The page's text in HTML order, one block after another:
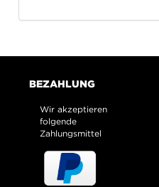
BEZAHLUNG
Wir akzeptieren
folgende
Zahlungsmittel